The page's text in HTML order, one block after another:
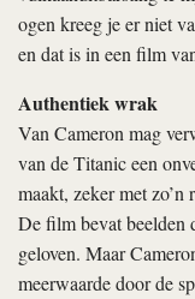
ogen kreeg je er niet
en dat is in een film
Authentiek wrak
Van Cameron mag
van de Titanic een
maakt, zeker met
De film bevat beelden
geloven. Maar
meerwaarde door de